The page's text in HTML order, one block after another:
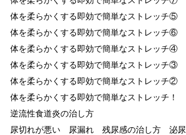
体を柔らかくする即効で簡単なストレッチ⑤
体を柔らかくする即効で簡単なストレッチ⑥
体を柔らかくする即効で簡単なストレッチ④
体を柔らかくする即効で簡単なストレッチ③
体を柔らかくする即効で簡単なストレッチ②
体を柔らかくする即効で簡単なストレッチ！
逆流性食道炎の治し方
尿切れが悪い 尿漏れ 残尿感の治し方 泌尿